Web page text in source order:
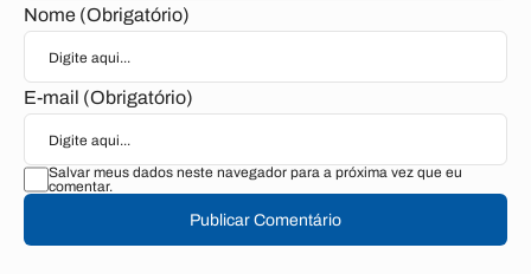
Nome (Obrigatório)
E-mail (Obrigatório)
Salvar meus dados neste navegador para a próxima vez que eu
comentar.
Publicar Comentário